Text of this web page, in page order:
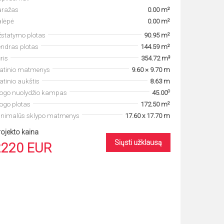
0.00 m²
0.00 m²
plotas
90.95 m²
plotas
144.59 m²
354.72 m³
matmenys
9.60 × 9.70 m
aukštis
8.63 m
nuolydžio kampas
45.00o
plotas
172.50 m²
sklypo matmenys
17.60 x 17.70 m
kaina
EUR Siųsti užklausą